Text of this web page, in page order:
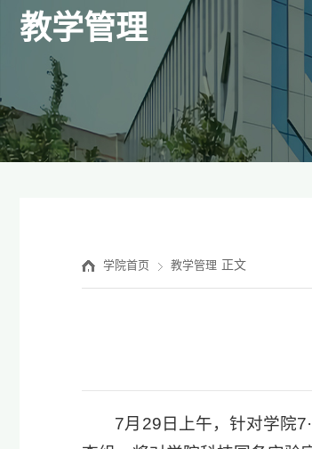
教学管理
学院首页 教学管理 正文
7月29日上午，针对学院